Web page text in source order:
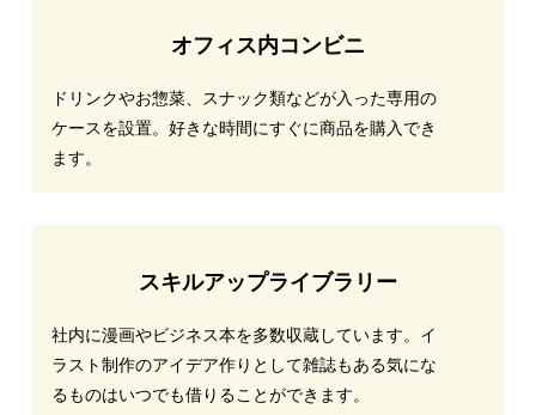
オフィス内コンビニ
ドリンクやお惣菜、スナック類などが入った専用の
ケースを設置。好きな時間にすぐに商品を購入でき
ます。
スキルアップライブラリー
社内に漫画やビジネス本を多数収蔵しています。イ
ラスト制作のアイデア作りとして雑誌もある気にな
るものはいつでも借りることができます。